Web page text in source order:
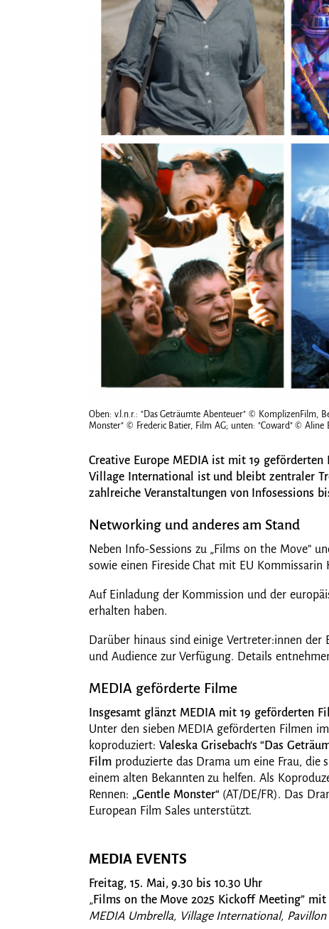
Oben: v.l.n.r.: "Das Geträumte Abenteuer" © KomplizenFilm,
Monster" © Frederic Batier, Film AG; unten: "Coward" ©
Creative Europe MEDIA ist mit 19
Village International ist und bleibt zentraler
zahlreiche Veranstaltungen von Infosessions
Networking und anderes am Stand
Neben Info-Sessions zu „Films on the Move”
sowie einen Fireside Chat mit EU
Auf Einladung der Kommission und der
erhalten haben.
Darüber hinaus sind einige Vertreter:innen der
und Audience zur Verfügung. Details
MEDIA geförderte Filme
Insgesamt glänzt MEDIA mit 19 geförderten
Unter den sieben MEDIA geförderten Filmen
koproduziert: Valeska Grisebach‘s “Das
Film produzierte das Drama um eine Frau, die
einem alten Bekannten zu helfen. Als
Rennen: „Gentle Monster“(AT/DE/FR). Das
European Film Sales unterstützt.
MEDIA EVENTS
Freitag, 15. Mai, 9.30 bis 10.30 Uhr
„Films on the Move 2025 Kickoff Meeting” mit
MEDIA Umbrella, Village International, Pavillon